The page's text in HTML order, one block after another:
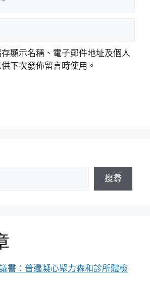
顯示名稱、電子郵件地址及個人
下次發佈留言時使用。
搜尋
書：普遍凝心聚力森和診所體檢